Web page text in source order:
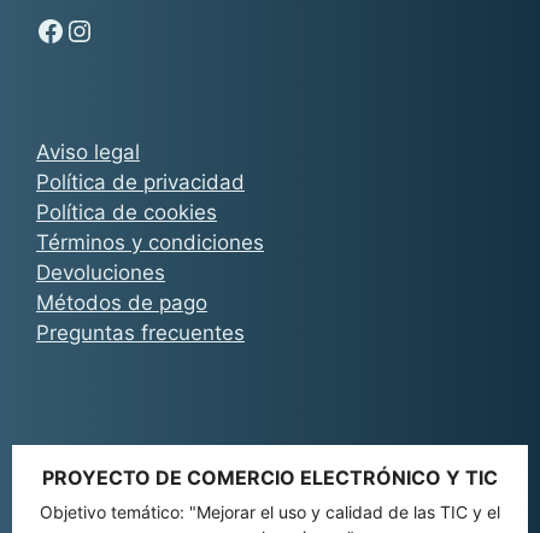
Aviso legal
Política de privacidad
Política de cookies
Términos y condiciones
Devoluciones
Métodos de pago
Preguntas frecuentes
Síguenos en Facebook - Chachocarp
Síguenos en Instagram - Chachocarp
PROYECTO DE COMERCIO ELECTRÓNICO Y TIC
Objetivo temático: "Mejorar el uso y calidad de las TIC y el